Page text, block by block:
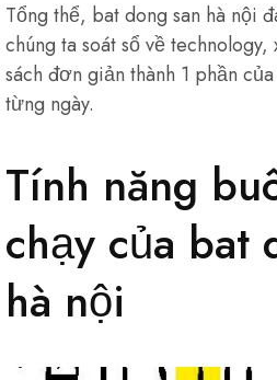
Tổng thể, bat dong san hà nội
chúng ta soát sổ về
sách đơn giản thành 1 phần
từng ngày.
Tính năng
chạy của bat
hà nội